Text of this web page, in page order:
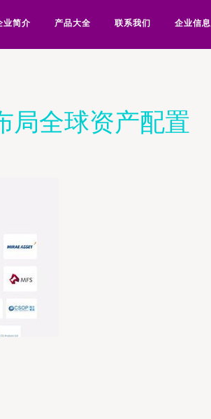
业简介 产品大全 联系我们 企业信息
局全球资产配置